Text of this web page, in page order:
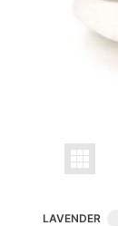
LAVENDER